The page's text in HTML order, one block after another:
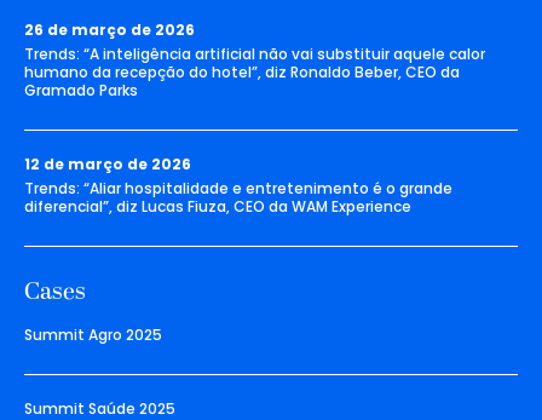
26 de março de 2026
Trends: “A inteligência artificial não vai substituir aquele calor
humano da recepção do hotel”, diz Ronaldo Beber, CEO da
Gramado Parks
12 de março de 2026
Trends: “Aliar hospitalidade e entretenimento é o grande
diferencial”, diz Lucas Fiuza, CEO da WAM Experience
Cases
Summit Agro 2025
Summit Saúde 2025